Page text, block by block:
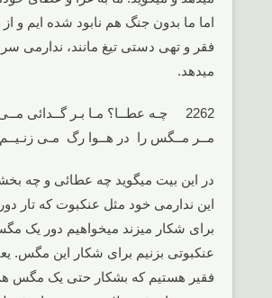
اما ما بدون جنگ هم نابود شده ایم و از
فقر و تهی دستی تیغ مانند، ندارمی
میدهد.
2262 چـه عطــا؟ مـا بـر گــدائی
مــر مــگس را در هــوا رگ مـی زنـیــم
در این بیت میگوید چه عطائی و چه
این ندارمی خود مثل عنکبوت که تار
برای شکار میزند میخواهیم دور یک
عنکبوتی بزنیم برای شکار این مگس.
فقیر هستیم که بشکار حتی یک مگس